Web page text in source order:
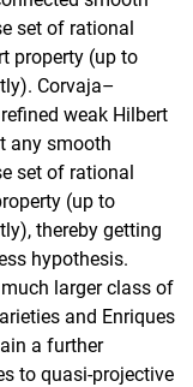
set of rational
property (up to
Corvaja–
weak Hilbert
any smooth
set of rational
(up to
thereby getting
hypothesis.
larger class of
and Enriques
a further
to quasi-projective